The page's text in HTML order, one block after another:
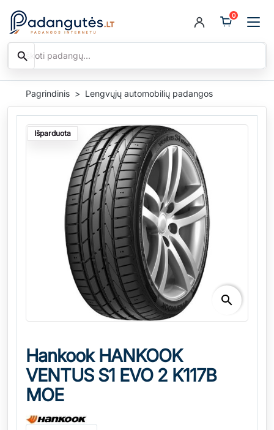
Ieškoti
search
0
Pagrindinis Lengvųjų automobilių padangos
Išparduota
search
Hankook HANKOOK
VENTUS S1 EVO 2 K117B
MOE